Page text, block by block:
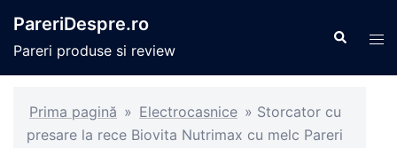
conținut
PareriDespre.ro
Pareri produse si review
Caută
Prima pagină » Electrocasnice » Storcator cu
presare la rece Biovita Nutrimax cu melc Pareri